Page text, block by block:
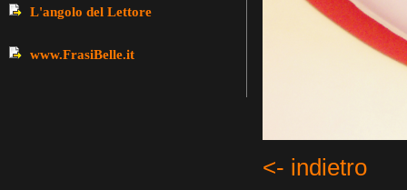
L'angolo del Lettore
www.FrasiBelle.it
<- indietro